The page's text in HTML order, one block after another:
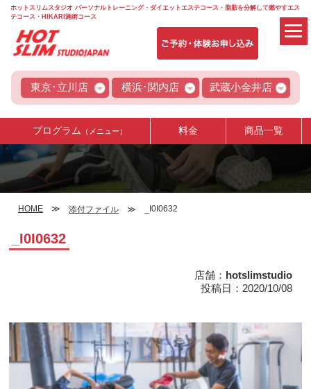
ホットスリムスタジオ パーソナルトレーニング・ダイエットエステコース・脂肪を分解して燃やすエス
テコース・HIKARI施術コース
東京･立川店 横浜･関内店 武蔵小金井店
プログラム （メニュー） 料金 商品一覧
HOME 添付ファイル _I0I0632
_I0I0632
店舗： hotslimstudio
投稿日：2020/10/08